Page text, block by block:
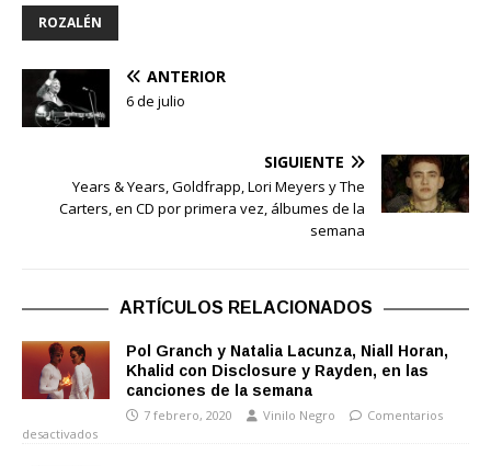
ROZALÉN
ANTERIOR
6 de julio
SIGUIENTE
Years & Years, Goldfrapp, Lori Meyers y The
Carters, en CD por primera vez, álbumes de la
semana
ARTÍCULOS RELACIONADOS
Pol Granch y Natalia Lacunza, Niall Horan,
Khalid con Disclosure y Rayden, en las
canciones de la semana
7 febrero, 2020 Vinilo Negro
Comentarios
desactivados